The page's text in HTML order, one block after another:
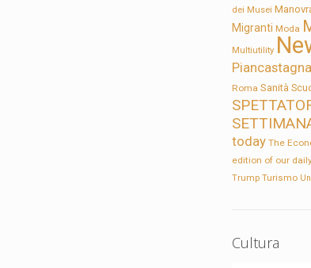
dei Musei
Migranti Moda
Multiutility
Roma Sanità
today The
edition of our
Trump Turismo
Cultura